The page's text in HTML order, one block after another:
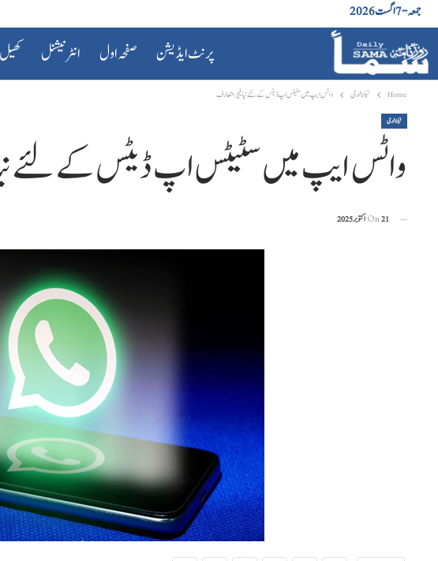
جمعہ - 7 اگست 2026
پرنٹ ایڈیشن صفحہ اول انٹرنیشنل کھیل
Home ٹیکنالوجی واٹس ایپ میں سٹیٹس اپ ڈیٹس کے لئے نیا فیچر متعارف
ٹیکنالوجی
واٹس ایپ میں سٹیٹس اپ ڈیٹس کے لئے
On21 اکتوبر 2025